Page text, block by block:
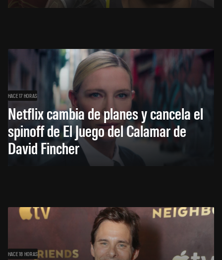
HACE 17 HORAS
Netflix cambia de planes y cancela el
spinoff de El Juego del Calamar de
David Fincher
HACE 18 HORAS